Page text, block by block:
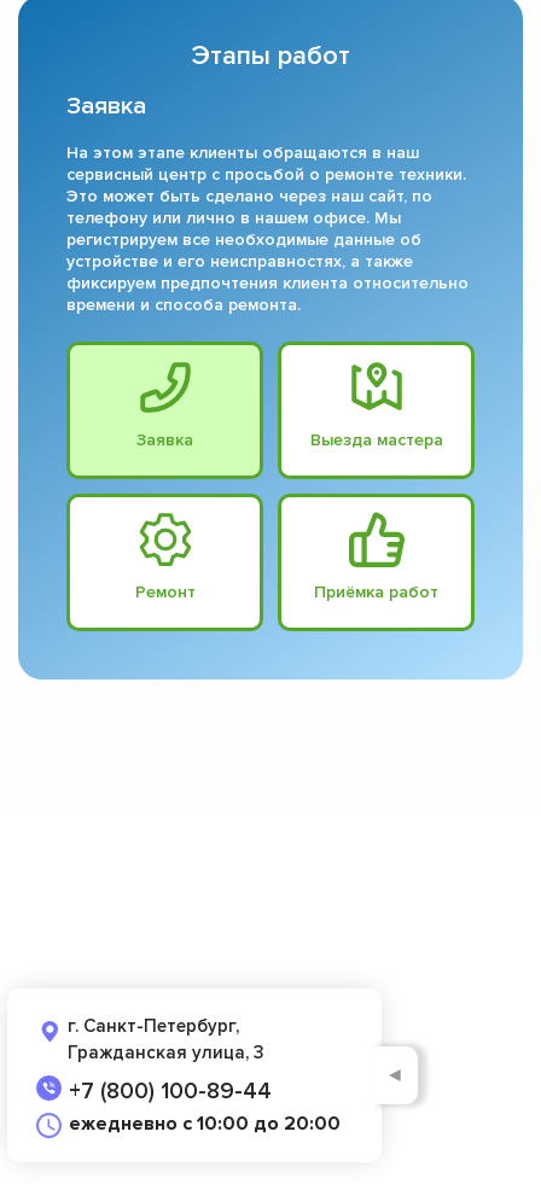
Этапы работ
Заявка
На этом этапе клиенты обращаются в наш
сервисный центр с просьбой о ремонте техники.
Это может быть сделано через наш сайт, по
телефону или лично в нашем офисе. Мы
регистрируем все необходимые данные об
устройстве и его неисправностях, а также
фиксируем предпочтения клиента относительно
времени и способа ремонта.
Заявка Выезда мастера
Ремонт Приёмка работ
г. Санкт-Петербург,
Гражданская улица, 3
+7 (800) 100-89-44
ежедневно с 10:00 до 20:00
◄